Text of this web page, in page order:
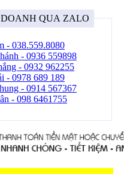
QUA ZALO
- 038.559.8080
- 0936 559898
- 0932 962255
- 0978 689 189
- 0914 567367
- 098 6461755